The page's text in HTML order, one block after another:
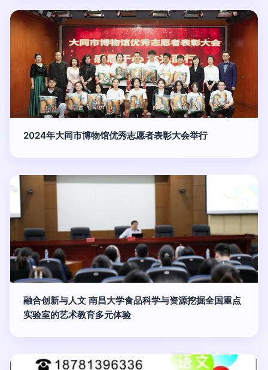
2024年大同市博物馆优秀志愿者表彰大会举行
融合创新与人文 南昌大学食品科学与资源挖掘全国重点
实验室的艺术教育多元体验